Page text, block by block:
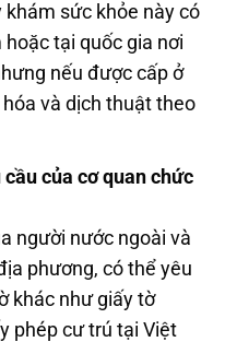
sức khỏe này có
tại quốc gia nơi
nếu được cấp ở
và dịch thuật theo
của cơ quan chức
người nước ngoài và
phương, có thể yêu
khác như giấy tờ
phép cư trú tại Việt